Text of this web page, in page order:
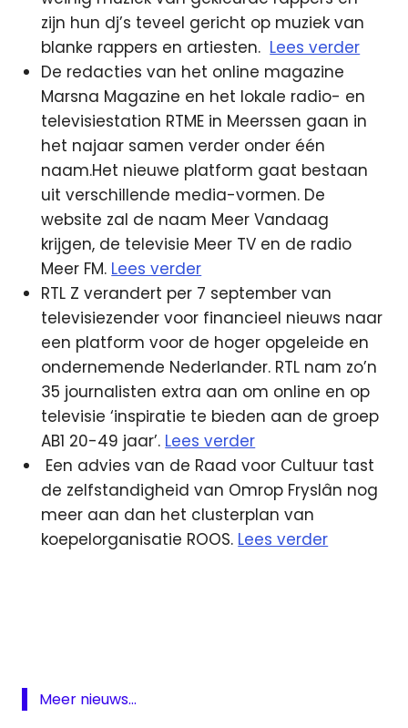
zijn hun dj’s teveel gericht op muziek van
blanke rappers en artiesten. Lees verder
De redacties van het online magazine
Marsna Magazine en het lokale radio- en
televisiestation RTME in Meerssen gaan in
het najaar samen verder onder één
naam.Het nieuwe platform gaat bestaan
uit verschillende media-vormen. De
website zal de naam Meer Vandaag
krijgen, de televisie Meer TV en de radio
Meer FM. Lees verder
RTL Z verandert per 7 september van
televisiezender voor financieel nieuws naar
een platform voor de hoger opgeleide en
ondernemende Nederlander. RTL nam zo’n
35 journalisten extra aan om online en op
televisie ‘inspiratie te bieden aan de groep
AB1 20-49 jaar’. Lees verder
Een advies van de Raad voor Cultuur tast
de zelfstandigheid van Omrop Fryslân nog
meer aan dan het clusterplan van
koepelorganisatie ROOS. Lees verder
Huissen
Meer nieuws...